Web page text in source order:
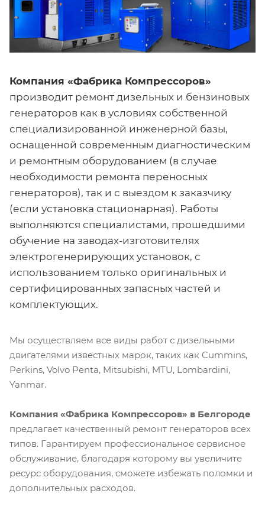
Компания «Фабрика Компрессоров»
производит ремонт дизельных и бензиновых
генераторов как в условиях собственной
специализированной инженерной базы,
оснащенной современным диагностическим
и ремонтным оборудованием (в случае
необходимости ремонта переносных
генераторов), так и с выездом к заказчику
(если установка стационарная). Работы
выполняются специалистами, прошедшими
обучение на заводах-изготовителях
электрогенерирующих установок, с
использованием только оригинальных и
сертифицированных запасных частей и
комплектующих.
Мы осуществляем все виды работ с дизельными
двигателями известных марок, таких как Cummins,
Perkins, Volvo Penta, Mitsubishi, MTU, Lombardini,
Yanmar.
Компания «Фабрика Компрессоров» в Белгороде
предлагает качественный ремонт генераторов всех
типов. Гарантируем профессиональное сервисное
обслуживание, благодаря которому вы увеличите
ресурс оборудования, сможете избежать поломки и
дополнительных расходов.